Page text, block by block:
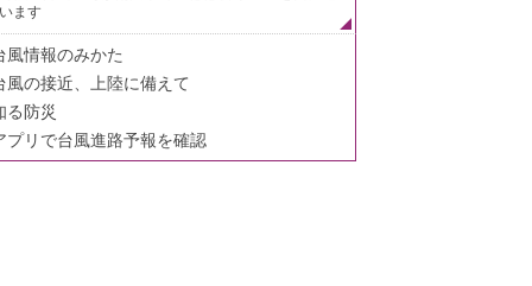
ます
風情報のみかた
風の接近、上陸に備えて
る防災
プリで台風進路予報を確認